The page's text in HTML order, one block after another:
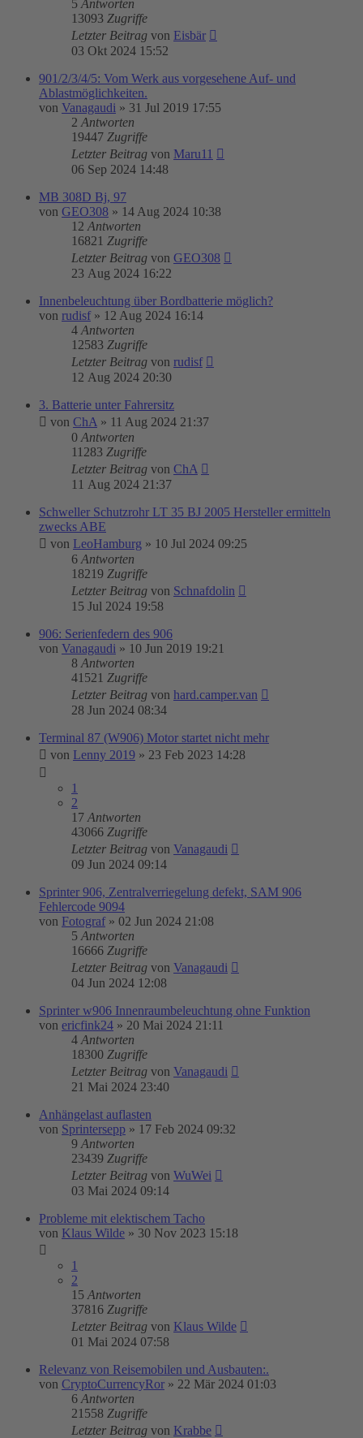
5 Antworten
13093 Zugriffe
Letzter Beitrag von Eisbär
03 Okt 2024 15:52
901/2/3/4/5: Vom Werk aus vorgesehene Auf- und
Ablastmöglichkeiten.
von Vanagaudi » 31 Jul 2019 17:55
2 Antworten
19447 Zugriffe
Letzter Beitrag von Maru11
06 Sep 2024 14:48
MB 308D Bj, 97
von GEO308 » 14 Aug 2024 10:38
12 Antworten
16821 Zugriffe
Letzter Beitrag von GEO308
23 Aug 2024 16:22
Innenbeleuchtung über Bordbatterie möglich?
von rudisf » 12 Aug 2024 16:14
4 Antworten
12583 Zugriffe
Letzter Beitrag von rudisf
12 Aug 2024 20:30
3. Batterie unter Fahrersitz
von ChA » 11 Aug 2024 21:37
0 Antworten
11283 Zugriffe
Letzter Beitrag von ChA
11 Aug 2024 21:37
Schweller Schutzrohr LT 35 BJ 2005 Hersteller ermitteln
zwecks ABE
von LeoHamburg » 10 Jul 2024 09:25
6 Antworten
18219 Zugriffe
Letzter Beitrag von Schnafdolin
15 Jul 2024 19:58
906: Serienfedern des 906
von Vanagaudi » 10 Jun 2019 19:21
8 Antworten
41521 Zugriffe
Letzter Beitrag von hard.camper.van
28 Jun 2024 08:34
Terminal 87 (W906) Motor startet nicht mehr
von Lenny 2019 » 23 Feb 2023 14:28
1
2
17 Antworten
43066 Zugriffe
Letzter Beitrag von Vanagaudi
09 Jun 2024 09:14
Sprinter 906, Zentralverriegelung defekt, SAM 906
Fehlercode 9094
von Fotograf » 02 Jun 2024 21:08
5 Antworten
16666 Zugriffe
Letzter Beitrag von Vanagaudi
04 Jun 2024 12:08
Sprinter w906 Innenraumbeleuchtung ohne Funktion
von ericfink24 » 20 Mai 2024 21:11
4 Antworten
18300 Zugriffe
Letzter Beitrag von Vanagaudi
21 Mai 2024 23:40
Anhängelast auflasten
von Sprintersepp » 17 Feb 2024 09:32
9 Antworten
23439 Zugriffe
Letzter Beitrag von WuWei
03 Mai 2024 09:14
Probleme mit elektischem Tacho
von Klaus Wilde » 30 Nov 2023 15:18
1
2
15 Antworten
37816 Zugriffe
Letzter Beitrag von Klaus Wilde
01 Mai 2024 07:58
Relevanz von Reisemobilen und Ausbauten:.
von CryptoCurrencyRor » 22 Mär 2024 01:03
6 Antworten
21558 Zugriffe
Letzter Beitrag von Krabbe